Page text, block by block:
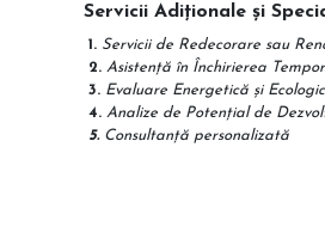
Servicii Adiționale și
1. Servicii de Redecorare sau
2. Asistență în
3.Evaluare Energetică și
4. Analize de
5. Consultanță personalizată